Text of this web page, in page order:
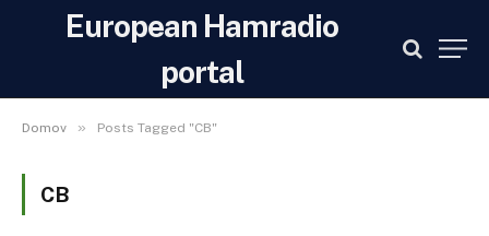
European Hamradio
portal
Domov » Posts Tagged "CB"
CB